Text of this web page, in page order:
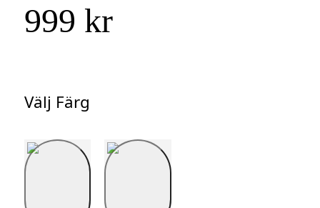
999 kr
Välj Färg
Välj Färg